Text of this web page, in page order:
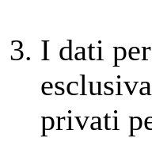
I dati
privati